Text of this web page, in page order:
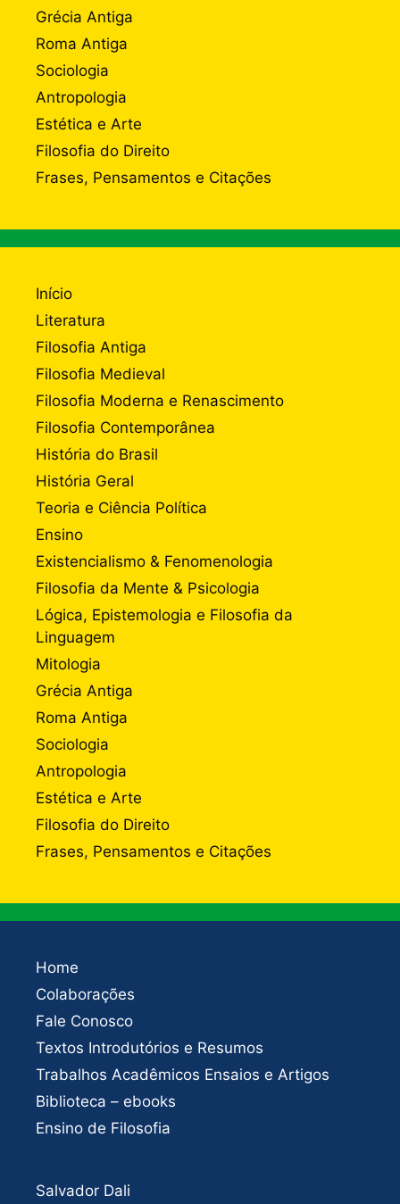
Grécia Antiga
Roma Antiga
Sociologia
Antropologia
Estética e Arte
Filosofia do Direito
Frases, Pensamentos e Citações
Início
Literatura
Filosofia Antiga
Filosofia Medieval
Filosofia Moderna e Renascimento
Filosofia Contemporânea
História do Brasil
História Geral
Teoria e Ciência Política
Ensino
Existencialismo & Fenomenologia
Filosofia da Mente & Psicologia
Lógica, Epistemologia e Filosofia da
Linguagem
Mitologia
Grécia Antiga
Roma Antiga
Sociologia
Antropologia
Estética e Arte
Filosofia do Direito
Frases, Pensamentos e Citações
Home
Colaborações
Fale Conosco
Textos Introdutórios e Resumos
Trabalhos Acadêmicos Ensaios e Artigos
Biblioteca – ebooks
Ensino de Filosofia
Salvador Dali